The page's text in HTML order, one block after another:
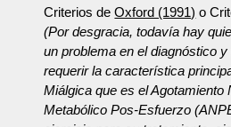
Criterios deOxford (1991) o
(Por desgracia, todavía hay
un problema en el diagnóstico
requerir la característica
Miálgica que es el Agotamiento
Metabólico Pos-Esfuerzo